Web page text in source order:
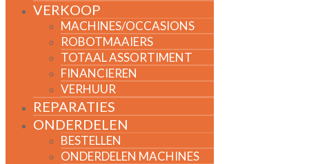
VERKOOP
MACHINES/OCCASIONS
ROBOTMAAIERS
TOTAAL ASSORTIMENT
FINANCIEREN
VERHUUR
REPARATIES
ONDERDELEN
BESTELLEN
ONDERDELEN MACHINES